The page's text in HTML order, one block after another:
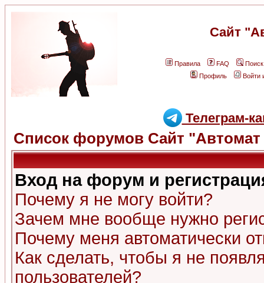
Сайт
Правила FAQ
Поиск
Профиль
Войти
Телеграм-
Список форумов Сайт "Автомат
Вход на форум и
Почему я не могу войти?
Зачем мне вообще нужно
Почему меня автоматически
Как сделать, чтобы я не
пользователей?